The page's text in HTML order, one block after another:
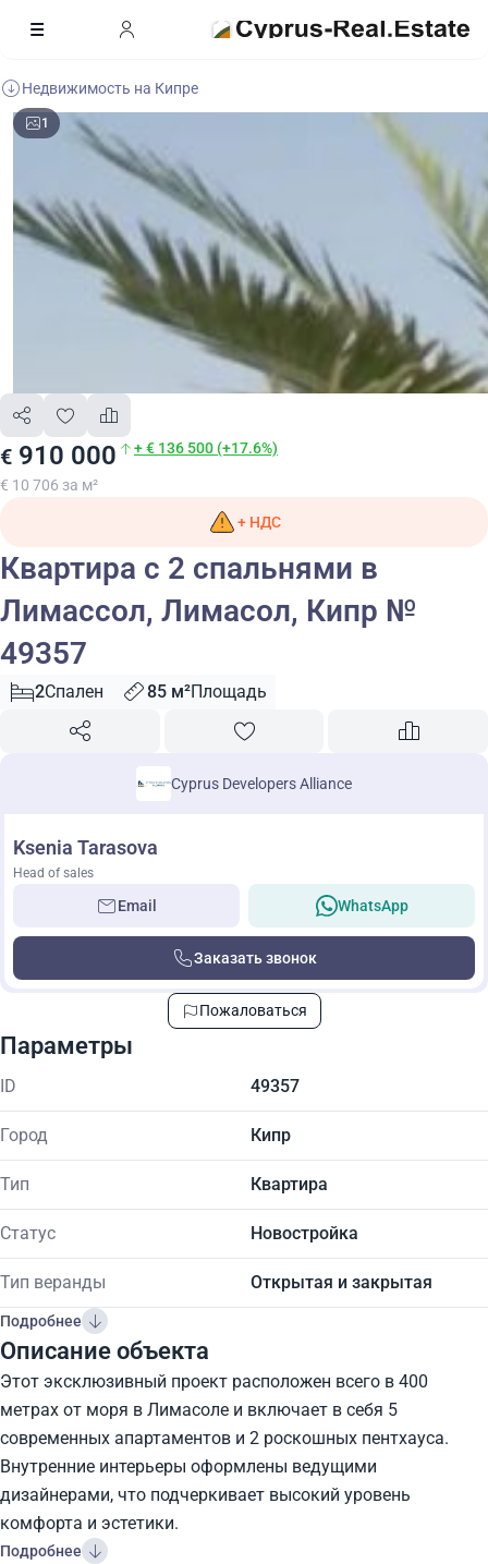
Недвижимость на Кипре
1
€ 910 000 + € 136 500 (+17.6%)
€ 10 706 за м²
+ НДС
Квартира с 2 спальнями в
Лимассол, Лимасол, Кипр №
49357
2Спален 85 м²Площадь
Cyprus Developers Alliance
Ksenia Tarasova
Head of sales
Email WhatsApp
Заказать звонок
Пожаловаться
Параметры
ID 49357
Город Кипр
Тип Квартира
Статус Новостройка
Тип веранды Открытая и закрытая
Подробнее
Описание объекта
Этот эксклюзивный проект расположен всего в 400
метрах от моря в Лимасоле и включает в себя 5
современных апартаментов и 2 роскошных пентхауса.
Внутренние интерьеры оформлены ведущими
дизайнерами, что подчеркивает высокий уровень
комфорта и эстетики.
Подробнее